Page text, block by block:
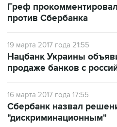
Греф
против Сбербанка
19 марта 2017 года 21:55
Нацбанк Украины
продаже банков с
16 марта 2017 года 17:55
Сбербанк назвал
"дискриминационным"